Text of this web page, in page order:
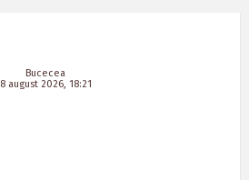
Bucecea
8 august 2026, 18:21